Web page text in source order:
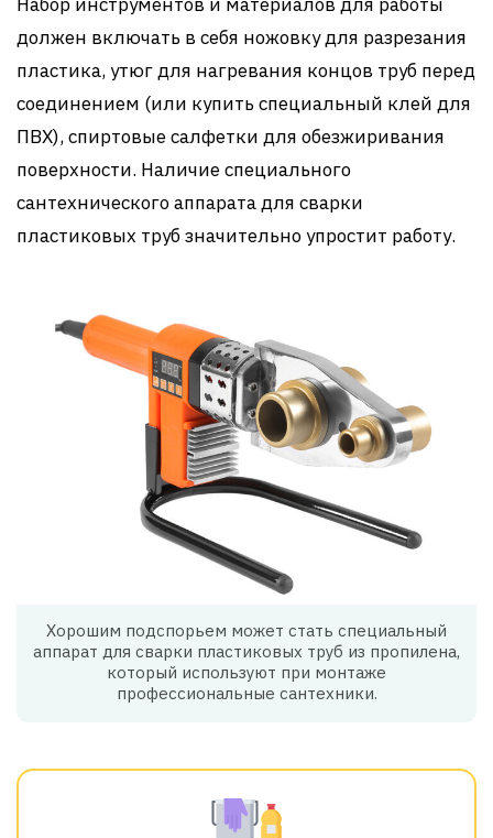
должен включать в себя ножовку для разрезания
пластика, утюг для нагревания концов труб перед
соединением (или купить специальный клей для
ПВХ), спиртовые салфетки для обезжиривания
поверхности. Наличие специального
сантехнического аппарата для сварки
пластиковых труб значительно упростит работу.
Хорошим подспорьем может стать специальный
аппарат для сварки пластиковых труб из пропилена,
который используют при монтаже
профессиональные сантехники.